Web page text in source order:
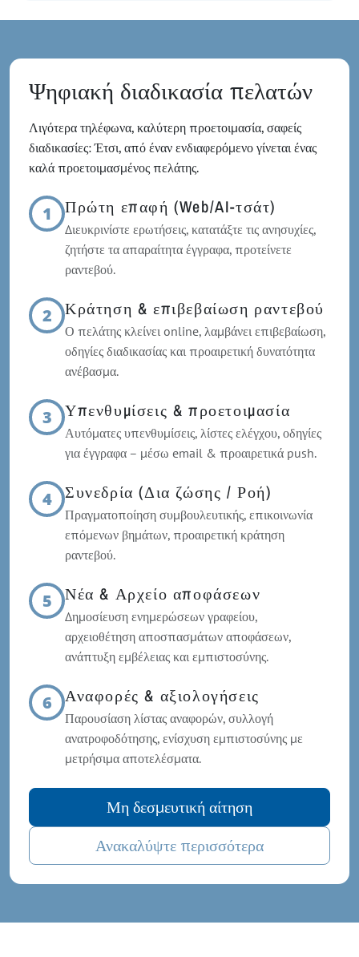
Ψηφιακή διαδικασία πελατών
Λιγότερα τηλέφωνα, καλύτερη προετοιμασία, σαφείς
διαδικασίες: Έτσι, από έναν ενδιαφερόμενο γίνεται ένας
καλά προετοιμασμένος πελάτης.
1 Πρώτη επαφή (Web/AI-τσάτ)
Διευκρινίστε ερωτήσεις, κατατάξτε τις ανησυχίες,
ζητήστε τα απαραίτητα έγγραφα, προτείνετε
ραντεβού.
2 Κράτηση & επιβεβαίωση ραντεβού
Ο πελάτης κλείνει online, λαμβάνει επιβεβαίωση,
οδηγίες διαδικασίας και προαιρετική δυνατότητα
ανέβασμα.
3 Υπενθυμίσεις & προετοιμασία
Αυτόματες υπενθυμίσεις, λίστες ελέγχου, οδηγίες
για έγγραφα – μέσω email & προαιρετικά push.
4 Συνεδρία (Δια ζώσης / Ροή)
Πραγματοποίηση συμβουλευτικής, επικοινωνία
επόμενων βημάτων, προαιρετική κράτηση
ραντεβού.
5 Νέα & Αρχείο αποφάσεων
Δημοσίευση ενημερώσεων γραφείου,
αρχειοθέτηση αποσπασμάτων αποφάσεων,
ανάπτυξη εμβέλειας και εμπιστοσύνης.
6 Αναφορές & αξιολογήσεις
Παρουσίαση λίστας αναφορών, συλλογή
ανατροφοδότησης, ενίσχυση εμπιστοσύνης με
μετρήσιμα αποτελέσματα.
Μη δεσμευτική αίτηση
Ανακαλύψτε περισσότερα